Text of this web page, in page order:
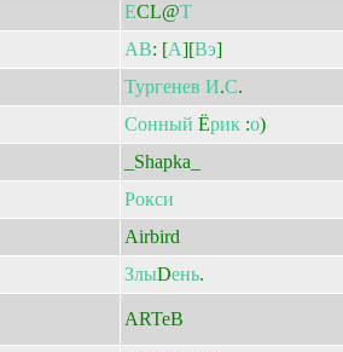
ЕCL@Т
АВ: [А][Вэ]
Тургенев И.С.
Сонный Ёрик :о)
_Shapka_
Рокси
Airbird
ЗлыDень.
ARTeB